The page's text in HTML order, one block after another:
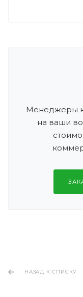
Менеджеры
на ваши
НАЗАД К СПИСКУ